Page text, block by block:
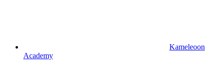
Kameleoon
Academy